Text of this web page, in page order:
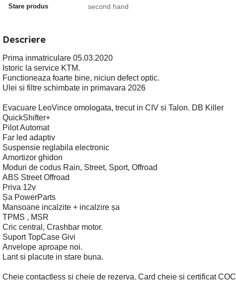
Stare produs second hand
Descriere
Prima inmatriculare 05.03.2020
Istoric la service KTM.
Functioneaza foarte bine, niciun defect optic.
Ulei si filtre schimbate in primavara 2026
Evacuare LeoVince omologata, trecut in CIV si Talon. DB Killer
QuickShifter+
Pilot Automat
Far led adaptiv
Suspensie reglabila electronic
Amortizor ghidon
Moduri de codus Rain, Street, Sport, Offroad
ABS Street Offroad
Priva 12v
Șa PowerParts
Mansoane incalzite + incalzire șa
TPMS , MSR
Cric central, Crashbar motor.
Suport TopCase Givi
Anvelope aproape noi.
Lant si placute in stare buna.
Cheie contactless si cheie de rezerva. Card cheie si certificat COC